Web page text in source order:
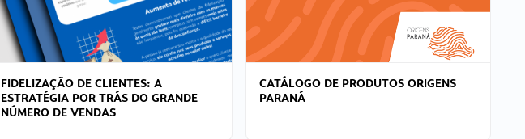
FIDELIZAÇÃO DE CLIENTES: A
ESTRATÉGIA POR TRÁS DO GRANDE
NÚMERO DE VENDAS
CATÁLOGO DE PRODUTOS ORIGENS
PARANÁ